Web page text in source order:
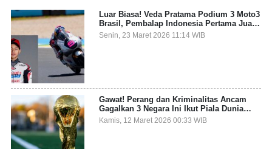
Luar Biasa! Veda Pratama Podium 3 Moto3
Brasil, Pembalap Indonesia Pertama Juara
Grand Prix
Senin, 23 Maret 2026 11:14 WIB
Gawat! Perang dan Kriminalitas Ancam
Gagalkan 3 Negara Ini Ikut Piala Dunia
2026
Kamis, 12 Maret 2026 00:33 WIB